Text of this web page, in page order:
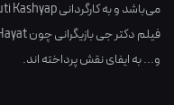
می‌باشد و به کارگردانیKashyap
فیلم دکتر جی بازیگرانی چون
و... به ایفای نقش پرداخته اند.